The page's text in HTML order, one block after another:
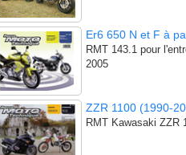
Er6 650 N et F à
RMT 143.1 pour
2005
ZZR 1100 (1990-
RMT Kawasaki ZZR